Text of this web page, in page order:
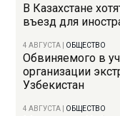
В Казахстане
въезд для
4 АВГУСТА ОБЩЕСТВО
Обвиняемого в
организации
Узбекистан
4 АВГУСТА ОБЩЕСТВО